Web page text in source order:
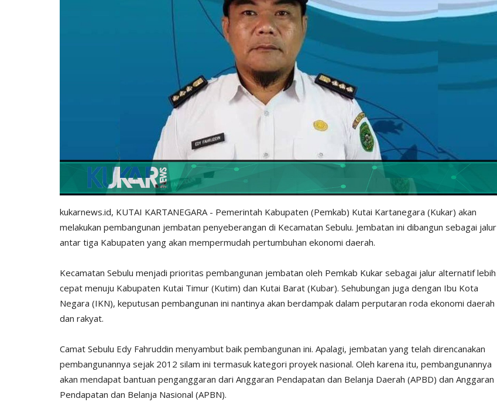
kukarnews.id, KUTAI KARTANEGARA - Pemerintah Kabupaten (Pemkab) Kutai Kartanegara (Kukar) akan
melakukan pembangunan jembatan penyeberangan di Kecamatan Sebulu. Jembatan ini dibangun sebagai jalur
antar tiga Kabupaten yang akan mempermudah pertumbuhan ekonomi daerah.
Kecamatan Sebulu menjadi prioritas pembangunan jembatan oleh Pemkab Kukar sebagai jalur alternatif lebih
cepat menuju Kabupaten Kutai Timur (Kutim) dan Kutai Barat (Kubar). Sehubungan juga dengan Ibu Kota
Negara (IKN), keputusan pembangunan ini nantinya akan berdampak dalam perputaran roda ekonomi daerah
dan rakyat.
Camat Sebulu Edy Fahruddin menyambut baik pembangunan ini. Apalagi, jembatan yang telah direncanakan
pembangunannya sejak 2012 silam ini termasuk kategori proyek nasional. Oleh karena itu, pembangunannya
akan mendapat bantuan penganggaran dari Anggaran Pendapatan dan Belanja Daerah (APBD) dan Anggaran
Pendapatan dan Belanja Nasional (APBN).